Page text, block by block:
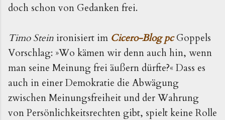
doch schon von Gedanken frei.
Timo Stein ironisiert im Cicero-Blog pc Goppels
Vorschlag: »Wo kämen wir denn auch hin, wenn
man seine Meinung frei äußern dürfte?« Dass es
auch in einer Demokratie die Abwägung
zwischen Meinungsfreiheit und der Wahrung
von Persönlichkeitsrechten gibt, spielt keine Rolle